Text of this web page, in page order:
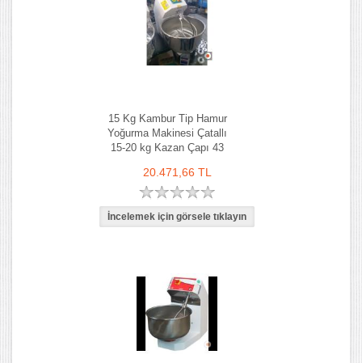
15 Kg Kambur Tip Hamur
Yoğurma Makinesi Çatallı
15-20 kg Kazan Çapı 43
20.471,66 TL